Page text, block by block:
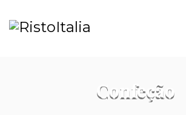
Confeção